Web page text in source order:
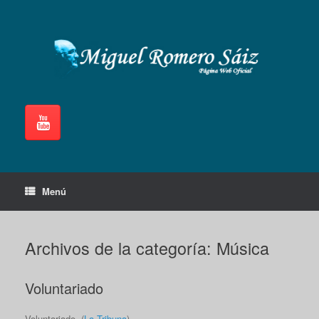
Menú
Archivos de la categoría: Música
Voluntariado